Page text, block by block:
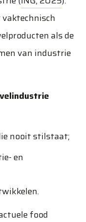
als de
van industrie
nooit stilstaat;
en
food